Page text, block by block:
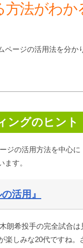
方法がわか
ページの活用法を分か
ングのヒント
ジの活用方法を中心に
す。
活用』
朗希投手の完全試合
楽しみな20代ですね。